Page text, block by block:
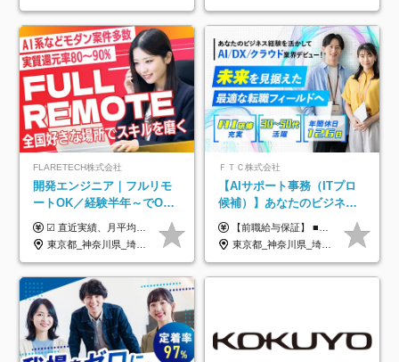
FLARETECH株式会社
開発エンジニア｜フルリモ
ートOK／経験半年～でOK
／実質還元率80～90%／前
給保証／AI系など最先端案
件多数
☑︎ 直近実績、月平均17,000円の昇給 ☑︎ 前職給与100%保証 ☑︎ 実質還元率80～90% ☑︎ 待機時も給与は満額支給 月給35万円～70万円＋交通費など各種手当 ※想定年収：4,200,000円～10,560,000円 ※経験・能力等を考慮の上で決定します。 ※上記金額には、みなし残業手当（50時間分・104,000円～212,000円）を含みます。超過分は別途追加支給します。 ┗残業時間は月平均10時間、多い時でも20時間程度と安定しております ★単価連動型の給与体系ではないため、万が一待機になってもその間の給与は満額支給しています。 ＜1年間の昇給事例をご紹介！＞ ・20代/フロントエンドエンジニア：月給274,000円→月給362,000円（＋88,000円/月） ・20代/iOSエンジニア：月給237,000円→月給287,000円（＋50,000円/月） ・20代/Androidエンジニア：月給316,000円→月給374,000円（＋58,000円/月） ・30代/Javaエンジニア（上流）：月給340,000円→月給418,000円（＋78,000円/月） ・30代/PMO：月給340,000円→月給418,000円（＋78,000円/月）
東京都_神奈川県_埼玉県_千葉県_大阪府_愛知県_北海道_青森県_岩手県_宮城県_秋田県_山形県_福島県_茨城県_栃木県_群馬県_新潟県_山梨県_長野県_富山県_石川県_福井県_静岡県_岐阜県_三重県_兵庫県_京都府_滋賀県_奈良県_和歌山県_広島県_岡山県_鳥取県_島根県_山口県_徳島県_香川県_愛媛県_高知県_福岡県_熊本県_佐賀県_長崎県_大分県_宮崎県_鹿児島県_沖縄県
ＦＴＣ株式会社
【AIサポート事務（ITプロ
候補）】あなたのビジネス
経験をAI業界で活かす◆IT
未経験OK◆目指せるコンサ
ル
【前職給与保証】 ■未経験者： 月給30万円～35万円 ■ローキャリア（経験目安1年程度）： 月給35万円～40万円 ■経験者（経験目安3年以上）： 月給40万円～60万円 ■即戦力（経験目安5年以上）： 月給45万円～80万円 ※上記金額には固定残業代30時間分 【未経験者5万5000円～7万3000円、 ローキャリア6万4000円～7万3000円、 経験者5万8000円～10万9000円、 即戦力8万2000円～14万5000円】を含みます。 ※30時間を超える場合は追加で全額支給します。 ※経験・能力・前職給与などを総合的に評価したうえでご納得いただけるよう個別決定。 未経験者の場合、前職給与とポテンシャルを査定のうえ決定いたします。 ※日本国内でのIT業界経験、または同等の実務経験と能力に応じて決定します。 ※前職給与は日本円かつ、日本国内での実績に基づき評価します。 【納得の評価システム】 ★クォーター毎に査定する評価制度導入！ 明確な評価基準で翌年度年収を上げましょう！ ★評価対象期間に在籍中のほとんどの社員が昇給し 年収アップを実現しています！ ★様々なインセンティブ制度を用意し多角的に正当評価しています！ ※試用期間6カ月（期間中の待遇等に差異なし）
東京都_神奈川県_埼玉県_千葉県